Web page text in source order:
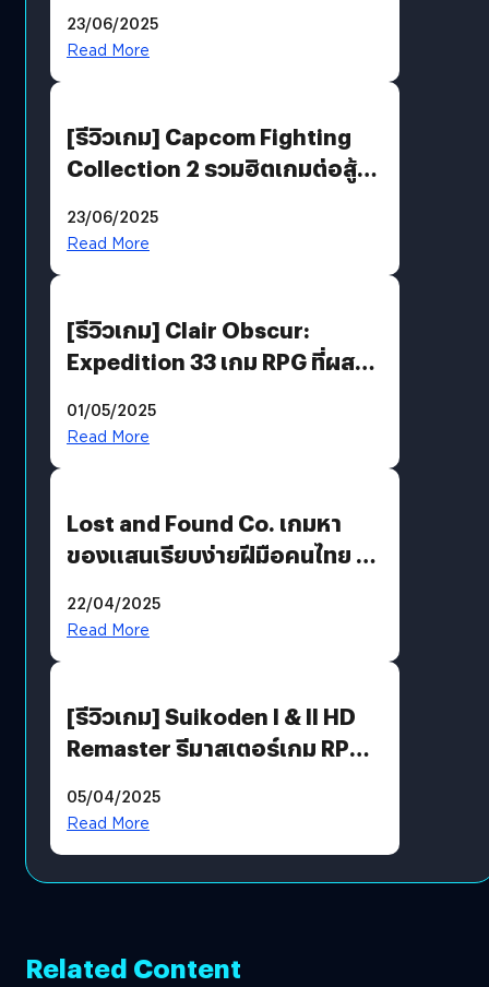
พันธะสุดท้ายของมนุษย์
23/06/2025
Read More
[รีวิวเกม] Capcom Fighting
Collection 2 รวมฮิตเกมต่อสู้ใน
23/06/2025
Read More
[รีวิวเกม] Clair Obscur:
Expedition 33 เกม RPG ที่ผสาน
ได้ลงตัว
01/05/2025
Read More
Lost and Found Co. เกมหา
ของแสนเรียบง่ายฝีมือคนไทย ที่
ตัวคุณ
22/04/2025
Read More
[รีวิวเกม] Suikoden I & II HD
Remaster รีมาสเตอร์เกม RPG
05/04/2025
Read More
Related Content